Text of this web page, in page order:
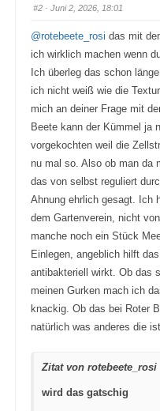
u
e
n
a
h
n
e
.
a
u
n
a
h
b
n
#2· Juni 2, 2026, 18:01
@rotebeete_rosi das mit
ich wirklich machen wenn
Ich überleg das schon
ich nicht weiß wie die
mich an deiner Frage mit
Beete kann der Kümmel ja
vorgekochten weil die
nu mal so. Also ob man da
das von selbst reguliert
Ahnung ehrlich gesagt. Ich
dem Gartenverein, nicht
manche noch ein Stück
Einlegen, angeblich hilft
antibakteriell wirkt. Ob das
meinen Gurken mach ich
knackig. Ob das bei Roter
natürlich was anderes die
Zitat von rotebeete_rosi
wird das gatschig